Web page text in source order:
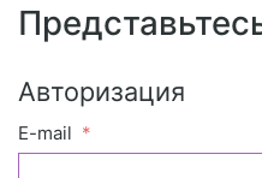
Авторизация
E-mail